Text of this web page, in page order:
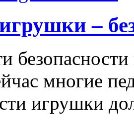
–
многие
игрушки